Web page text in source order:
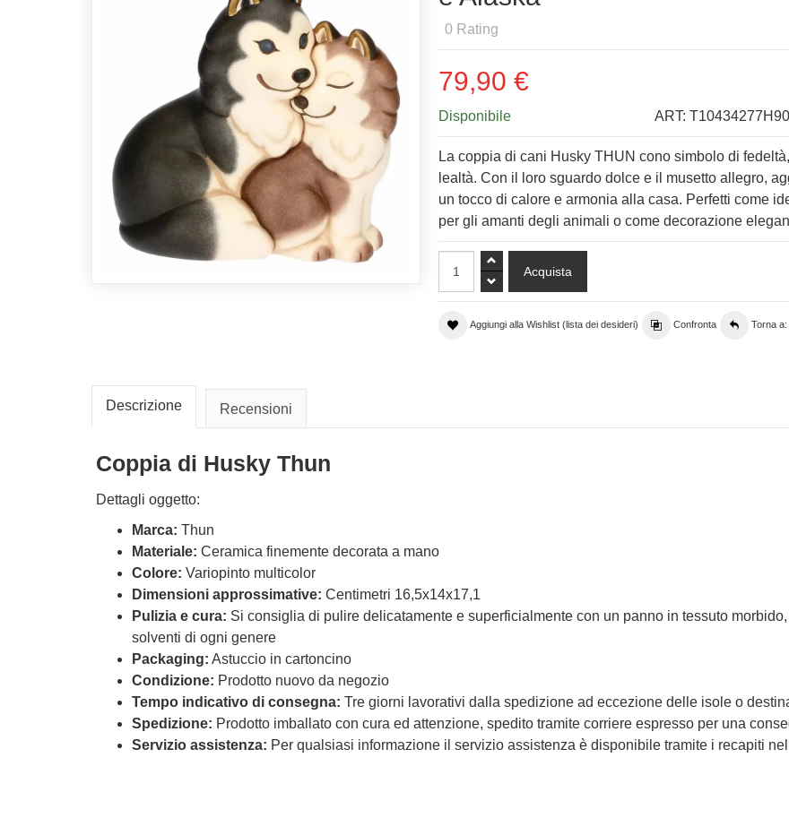
0 Rating
79,90 €
Disponibile ART:T10434277H90
La coppia di cani Husky THUN cono simbolo di
lealtà. Con il loro sguardo dolce e il musetto allegro,
un tocco di calore e armonia alla casa. Perfetti come
per gli amanti degli animali o come decorazione
Aggiungi alla Wishlist (lista dei desideri) Confronta Torna a:
Descrizione Recensioni
Coppia di Husky Thun
Dettagli oggetto:
Marca: Thun
Materiale: Ceramica finemente decorata a mano
Colore: Variopinto multicolor
Dimensioni approssimative: Centimetri 16,5x14x17,1
Pulizia e cura: Si consiglia di pulire delicatamente e superficialmente con un panno in tessuto
solventi di ogni genere
Packaging: Astuccio in cartoncino
Condizione: Prodotto nuovo da negozio
Tempo indicativo di consegna: Tre giorni lavorativi dalla spedizione ad eccezione delle isole o
Spedizione: Prodotto imballato con cura ed attenzione, spedito tramite corriere espresso per una
Servizio assistenza: Per qualsiasi informazione il servizio assistenza è disponibile tramite i recapiti